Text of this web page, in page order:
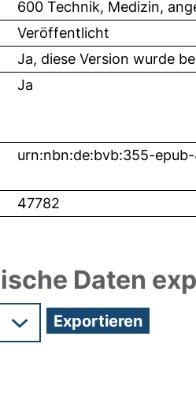
600 Technik, Medizin,
Veröffentlicht
Ja, diese Version wurde
Ja
urn:nbn:de:bvb:355-
47782
Daten